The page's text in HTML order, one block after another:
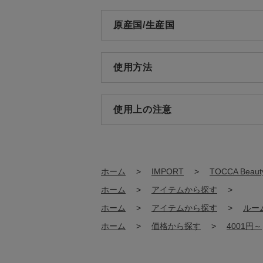
原産国/生産国
使用方法
使用上の注意
ホーム > IMPORT > TOCCA
ホーム
> アイテムから探す
>
ホーム
> アイテムから探す > ルー
ホーム
> 価格から探す > 4001円～